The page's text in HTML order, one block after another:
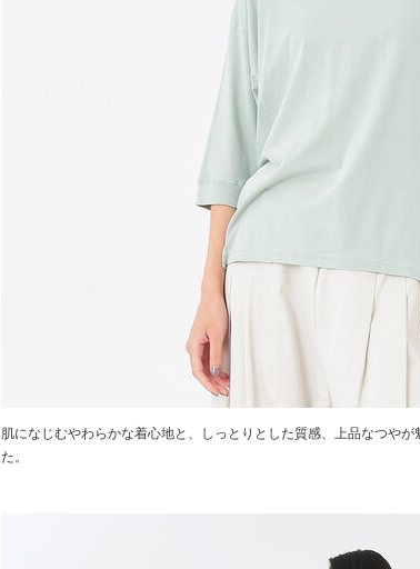
肌になじむやわらかな着心地と、しっとりとした質感、上品なつや
た。